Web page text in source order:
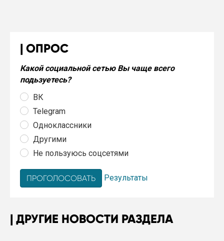
ОПРОС
Какой социальной сетью Вы чаще всего
подьзуетесь?
ВК
Telegram
Одноклассники
Другими
Не пользуюсь соцсетями
Результаты
ДРУГИЕ НОВОСТИ РАЗДЕЛА